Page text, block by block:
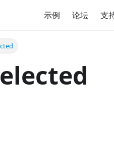
示例 论坛 支